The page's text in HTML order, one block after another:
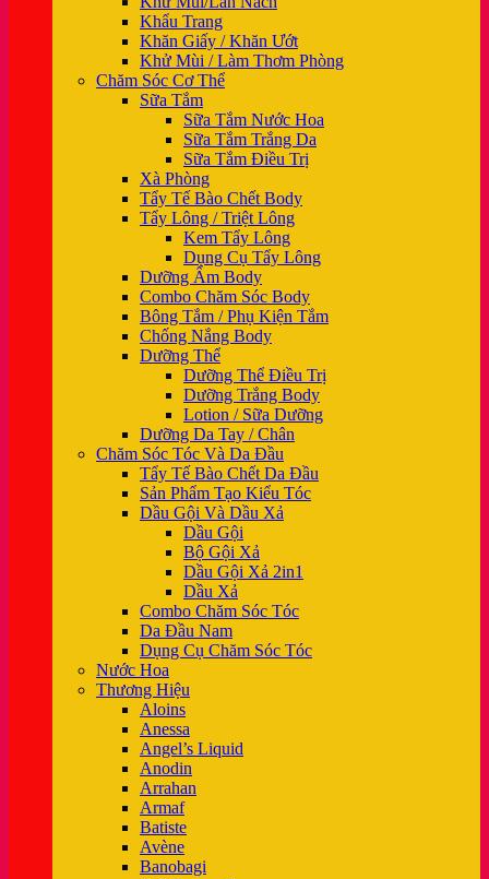
Khẩu Trang
Khăn Giấy / Khăn Ướt
Khử Mùi / Làm Thơm Phòng
Chăm Sóc Cơ Thể
Sữa Tắm
Sữa Tắm Nước Hoa
Sữa Tắm Trắng Da
Sữa Tắm Điều Trị
Xà Phòng
Tẩy Tế Bào Chết Body
Tẩy Lông / Triệt Lông
Kem Tẩy Lông
Dụng Cụ Tẩy Lông
Dưỡng Ẩm Body
Combo Chăm Sóc Body
Bông Tắm / Phụ Kiện Tắm
Chống Nắng Body
Dưỡng Thể
Dưỡng Thể Điều Trị
Dưỡng Trắng Body
Lotion / Sữa Dưỡng
Dưỡng Da Tay / Chân
Chăm Sóc Tóc Và Da Đầu
Tẩy Tế Bào Chết Da Đầu
Sản Phẩm Tạo Kiểu Tóc
Dầu Gội Và Dầu Xả
Dầu Gội
Bộ Gội Xả
Dầu Gội Xả 2in1
Dầu Xả
Combo Chăm Sóc Tóc
Da Đầu Nam
Dụng Cụ Chăm Sóc Tóc
Nước Hoa
Thương Hiệu
Aloins
Anessa
Angel’s Liquid
Anodin
Arrahan
Armaf
Batiste
Avène
Banobagi